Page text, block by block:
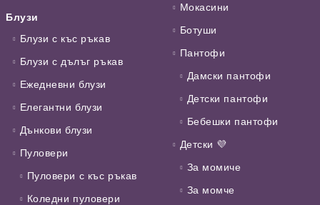
Блузи
Блузи с къс ръкав
Блузи с дълъг ръкав
Ежедневни блузи
Елегантни блузи
Дънкови блузи
Пуловери
Пуловери с къс ръкав
Коледни пуловери
Мокасини
Ботуши
Пантофи
Дамски пантофи
Детски пантофи
Бебешки пантофи
Детски 💜
За момиче
За момче